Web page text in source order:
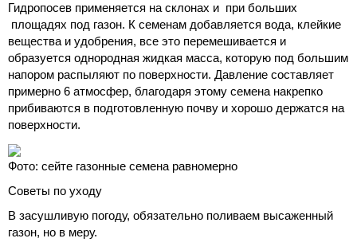
Гидропосев применяется на склонах и при больших
площадях под газон. К семенам добавляется вода, клейкие
вещества и удобрения, все это перемешивается и
образуется однородная жидкая масса, которую под большим
напором распыляют по поверхности. Давление составляет
примерно 6 атмосфер, благодаря этому семена накрепко
прибиваются в подготовленную почву и хорошо держатся на
поверхности.
Фото: сейте газонные семена равномерно
Советы по уходу
В засушливую погоду, обязательно поливаем высаженный
газон, но в меру.